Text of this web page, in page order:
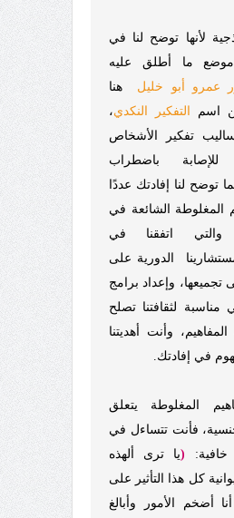
لأنها توضح لنا في
ما أطلق عليه
عمرو أبو خليل
هنا
اسم
التفكير النكدي،
تفكير الأشخاص
للإصابة باضطراب
توضح لنا إفادتك عددًا
المغلوطة الشائعة في
والتي اتفقنا في
الدورية على
تجميعها، وإعداد برامج
مناسبة لثقافتنا تصلح
وأنت أهديتنا
في إفادتك.
المغلوطة يتعلق
فأنت تتساءل في
(يا ترى ألهذه
كل هذا التأثير على
أضخم الأمور وأبالغ